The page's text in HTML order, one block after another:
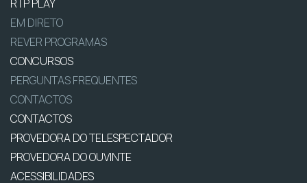
RTP PLAY
EM DIRETO
REVER PROGRAMAS
CONCURSOS
PERGUNTAS FREQUENTES
CONTACTOS
CONTACTOS
PROVEDORA DO TELESPECTADOR
PROVEDORA DO OUVINTE
ACESSIBILIDADES